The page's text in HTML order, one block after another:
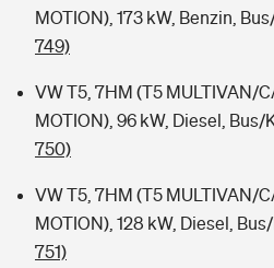
MOTION), 173 kW, Benzin,
749)
VW T5, 7HM (T5 MULTIVAN/
MOTION), 96 kW, Diesel,
750)
VW T5, 7HM (T5 MULTIVAN/
MOTION), 128 kW, Diesel,
751)